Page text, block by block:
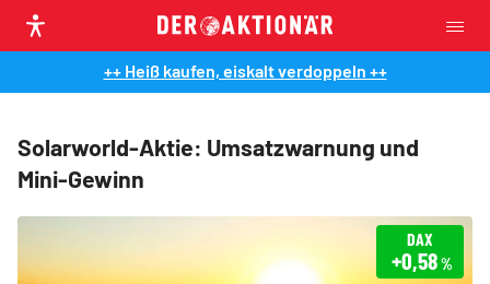
++ Heiß kaufen, eiskalt verdoppeln ++
Solarworld-Aktie: Umsatzwarnung und
Mini-Gewinn
DAX
+0,58%